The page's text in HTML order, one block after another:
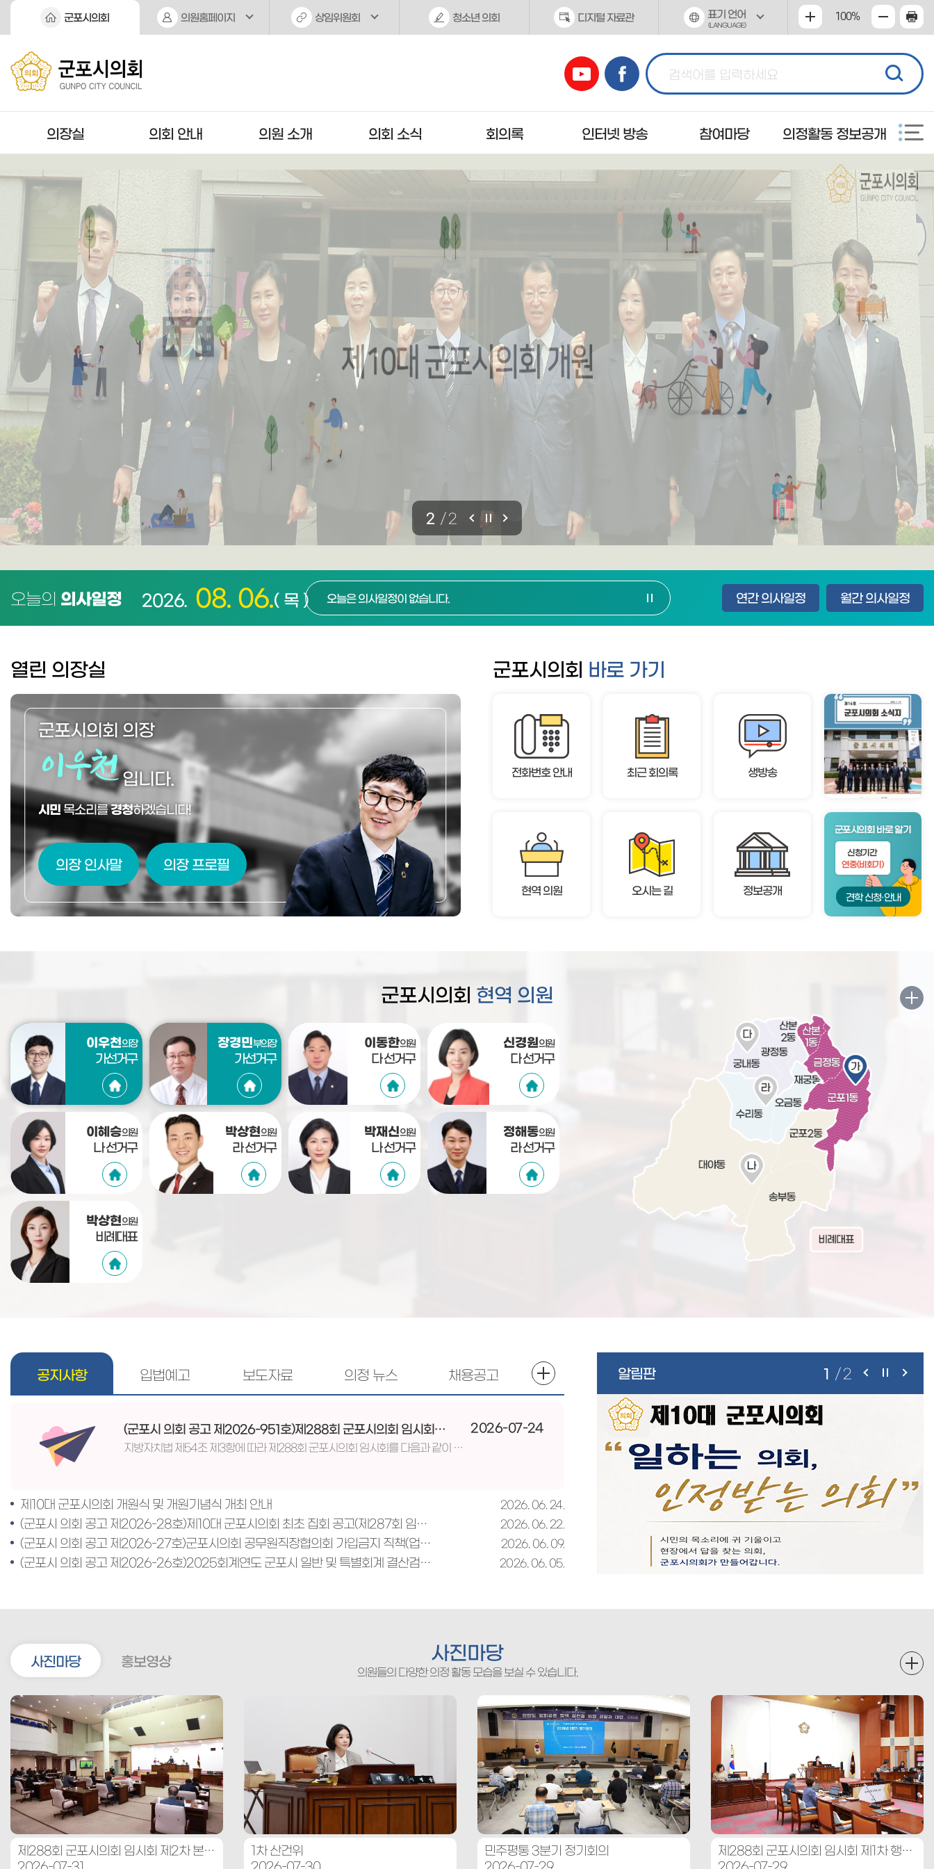
본문바로가기
군포시의회 의원홈페이지 상임위원회 청소년 의회 디지털 자료관 표기 언어
(LANGUAGE)
100%
의장실 의회 안내 의원 소개 의회 소식 회의록 인터넷 방송 참여마당 의정활동 정보공개
1 / 2
오늘의 의사일정 2026. 08. 06.( 목 ) 오늘은 의사일정이 없습니다. 연간 의사일정 월간 의사일정
열린 의장실
군포시의회 의장
입니다.
시민 목소리를경청하겠습니다!
의장 인사말 의장 프로필
군포시의회 바로 가기
전화번호 안내 최근 회의록 생방송
현역 의원 오시는 길 정보공개
견학 신청·안내
군포시의회 현역 의원
이우천의장
가선거구
장경민부의장
가선거구
이동한의원
다 선거구
신경원의원
다 선거구
이혜승의원
나 선거구
박상현의원
라 선거구
박재신의원
나 선거구
정해동의원
라 선거구
박상현의원
비례대표
공지사항
2026-07-24
(군포시 의회 공고 제2026-951호)제288회 군포시의회 임시회 집회 공고
지방자치법 제54조 제3항에 따라 제288회 군포시의회 임시회를 다음과 같이 집회 공고 합니다. ○ 집회일시: 2026년 7월 28(화) 10:00 ○ 집회장소: 군포시의회 본회의장붙임 공고문 1부. 끝.
제10대 군포시의회 개원식 및 개원기념식 개최 안내 2026. 06. 24.
(군포시 의회 공고 제2026-28호)제10대 군포시의회 최초 집회 공고(제287회 임시회) 2026. 06. 22.
(군포시 의회 공고 제2026-27호)군포시의회 공무원직장협의회 가입금지 직책(업무) 지정 공고 2026. 06. 09.
(군포시 의회 공고 제2026-26호)2025회계연도 군포시 일반 및 특별회계 결산검사의견서 공개 2026. 06. 05.
입법예고 보도자료 의정 뉴스 채용공고 알림판 1 / 2
사진마당 사진마당
의원들의 다양한 의정 활동 모습을 보실 수 있습니다.
제288회 군포시의회 임시회 제2차 본회의
1차 산건위
민주평통 3분기 정기회의
제288회 군포시의회 임시회 제1차 행정복지위원회
홍보영상